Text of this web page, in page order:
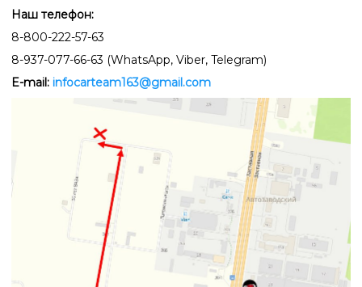
Наш телефон:
8-800-222-57-63
8-937-077-66-63 (WhatsApp, Viber, Telegram)
E-mail: infocarteam163@gmail.com